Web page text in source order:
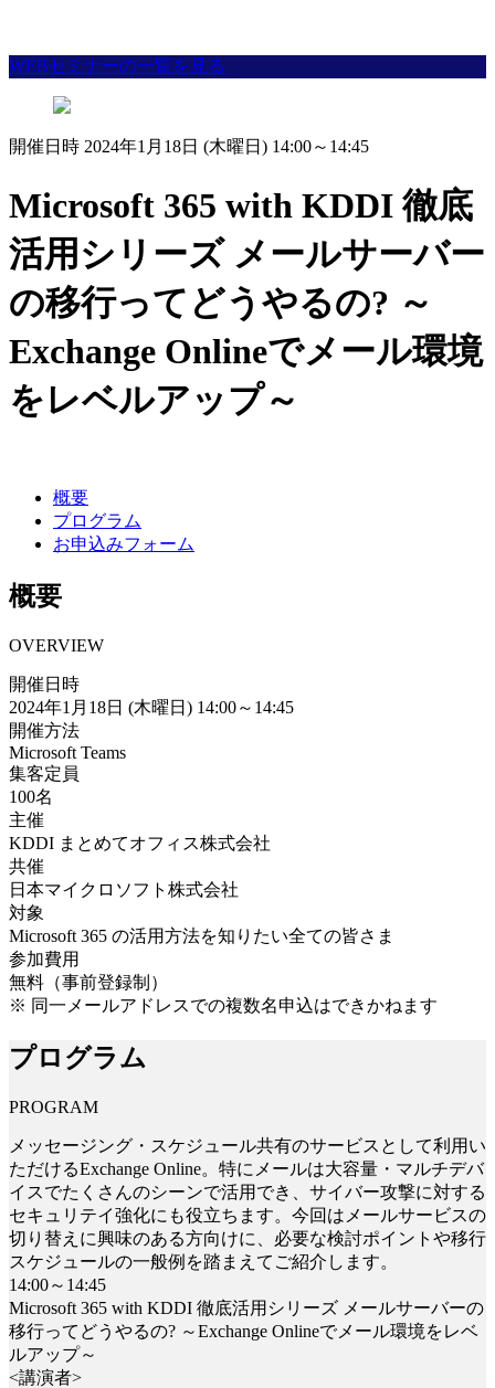
WEBセミナーの一覧を見る
開催日時 2024年1月18日 (木曜日) 14:00～14:45
Microsoft 365 with KDDI 徹底
活用シリーズ メールサーバー
の移行ってどうやるの? ～
Exchange Onlineでメール環境
をレベルアップ～
概要
プログラム
お申込みフォーム
概要
OVERVIEW
開催日時
2024年1月18日 (木曜日) 14:00～14:45
開催方法
Microsoft Teams
集客定員
100名
主催
KDDI まとめてオフィス株式会社
共催
日本マイクロソフト株式会社
対象
Microsoft 365 の活用方法を知りたい全ての皆さま
参加費用
無料（事前登録制）
※ 同一メールアドレスでの複数名申込はできかねます
プログラム
PROGRAM
メッセージング・スケジュール共有のサービスとして利用い
ただけるExchange Online。特にメールは大容量・マルチデバ
イスでたくさんのシーンで活用でき、サイバー攻撃に対する
セキュリテイ強化にも役立ちます。今回はメールサービスの
切り替えに興味のある方向けに、必要な検討ポイントや移行
スケジュールの一般例を踏まえてご紹介します。
14:00～14:45
Microsoft 365 with KDDI 徹底活用シリーズ メールサーバーの
移行ってどうやるの? ～Exchange Onlineでメール環境をレベ
ルアップ～
<講演者>